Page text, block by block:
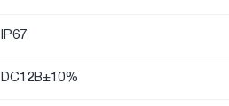
IP67
DC12В±10%